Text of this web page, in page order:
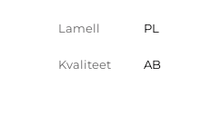
Lamell PL
Kvaliteet AB